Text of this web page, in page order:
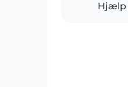
Hjælp